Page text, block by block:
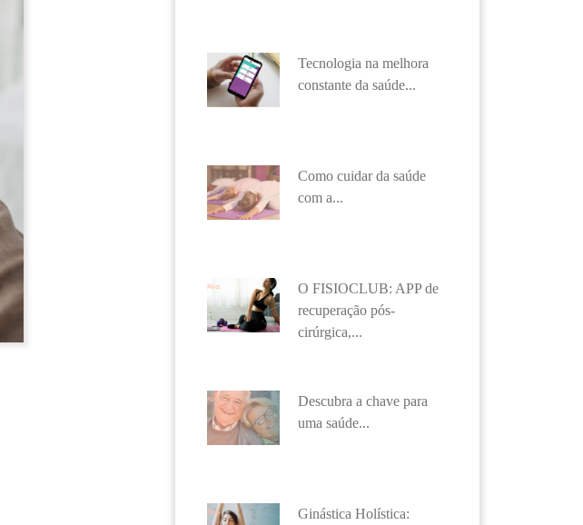
Tecnologia na melhora
constante da saúde...
Como cuidar da saúde
com a...
O FISIOCLUB: APP de
recuperação pós-
cirúrgica,...
Descubra a chave para
uma saúde...
Ginástica Holística: